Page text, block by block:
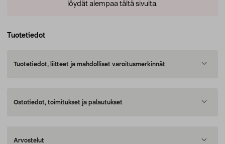
löydät alempaa tältä sivulta.
Tuotetiedot
Tuotetiedot, liitteet ja mahdolliset varoitusmerkinnät
Ostotiedot, toimitukset ja palautukset
Arvostelut